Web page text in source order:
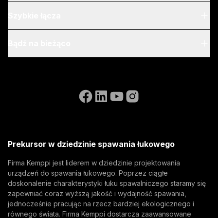
Blog & aktualności
Instrukcje dotyczące fakturowania
Przejdź do strony internetowej WeldEye
(opens in a new tab)
(opens in a new tab)
Integrator
Użytkownik końcowy
Subskrybując, wyrażasz zgodę na otrzymywanie
wiadomości marketingowych od firmy Kemppi.
Prekursor w dziedzinie spawania łukowego
Firma Kemppi jest liderem w dziedzinie projektowania
urządzeń do spawania łukowego. Poprzez ciągłe
doskonalenie charakterystyki łuku spawalniczego staramy się
zapewniać coraz wyższą jakość i wydajność spawania,
jednocześnie pracując na rzecz bardziej ekologicznego i
równego świata. Firma Kemppi dostarcza zaawansowane